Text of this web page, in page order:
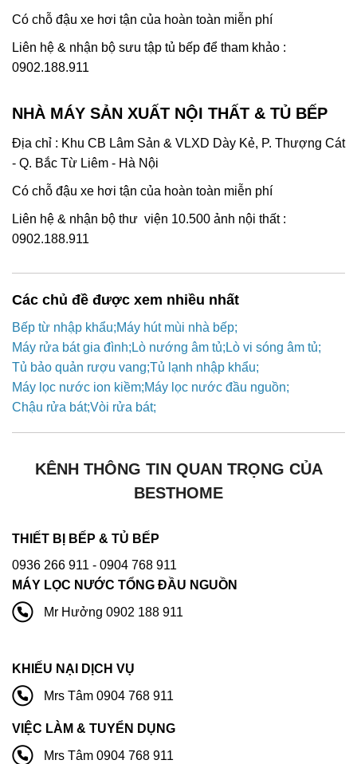
Có chỗ đậu xe hơi tận của hoàn toàn miễn phí
Liên hệ & nhận bộ sưu tập tủ bếp để tham khảo :
0902.188.911
NHÀ MÁY SẢN XUẤT NỘI THẤT & TỦ BẾP
Địa chỉ : Khu CB Lâm Sản & VLXD Dày Kẻ, P. Thượng Cát
- Q. Bắc Từ Liêm - Hà Nội
Có chỗ đậu xe hơi tận của hoàn toàn miễn phí
Liên hệ & nhận bộ thư viện 10.500 ảnh nội thất :
0902.188.911
Các chủ đề được xem nhiều nhất
Bếp từ nhập khẩu Máy hút mùi nhà bếp
Máy rửa bát gia đình Lò nướng âm tủ Lò vi sóng âm tủ
Tủ bảo quản rượu vang Tủ lạnh nhập khẩu
Máy lọc nước ion kiềm Máy lọc nước đầu nguồn
Chậu rửa bát Vòi rửa bát
KÊNH THÔNG TIN QUAN TRỌNG CỦA
BESTHOME
THIẾT BỊ BẾP & TỦ BẾP
0936 266 911 - 0904 768 911
MÁY LỌC NƯỚC TỔNG ĐẦU NGUỒN
Mr Hưởng 0902 188 911
KHIẾU NẠI DỊCH VỤ
Mrs Tâm 0904 768 911
VIỆC LÀM & TUYỂN DỤNG
Mrs Tâm 0904 768 911